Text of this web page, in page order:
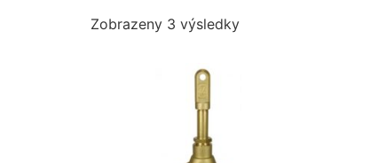
Zobrazeny 3 výsledky